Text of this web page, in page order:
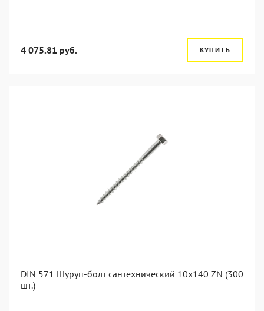
4 075.81 руб. КУПИТЬ
DIN 571 Шуруп-болт сантехнический 10x140 ZN (300
шт.)